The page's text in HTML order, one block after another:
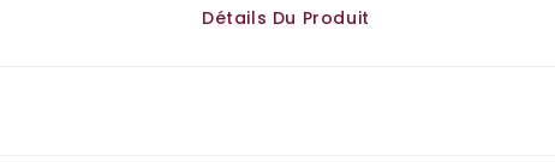
Détails Du Produit